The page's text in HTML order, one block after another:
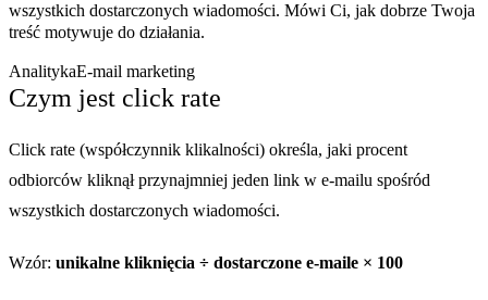
wszystkich dostarczonych wiadomości. Mówi Ci, jak dobrze Twoja
treść motywuje do działania.
AnalitykaE-mail marketing
Czym jest click rate
Click rate (współczynnik klikalności) określa, jaki procent
odbiorców kliknął przynajmniej jeden link w e-mailu spośród
wszystkich dostarczonych wiadomości.
Wzór: unikalne kliknięcia ÷ dostarczone e-maile × 100